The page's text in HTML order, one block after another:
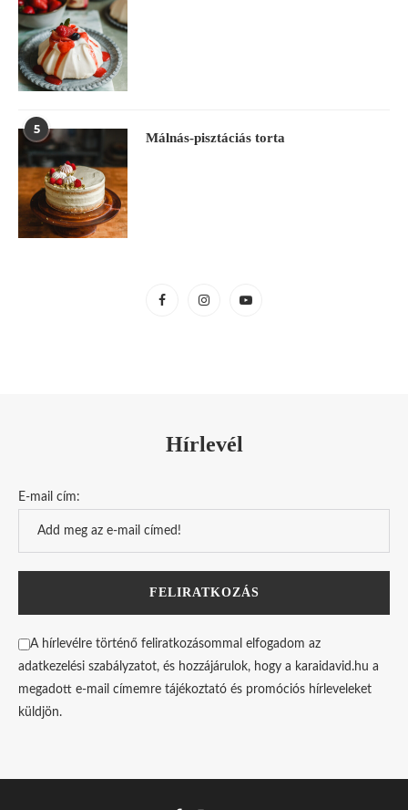
5
Málnás-pisztáciás torta
Hírlevél
E-mail cím:
A hírlevélre történő feliratkozásommal elfogadom az
adatkezelési szabályzatot, és hozzájárulok, hogy a karaidavid.hu a
megadott e-mail címemre tájékoztató és promóciós hírleveleket
küldjön.